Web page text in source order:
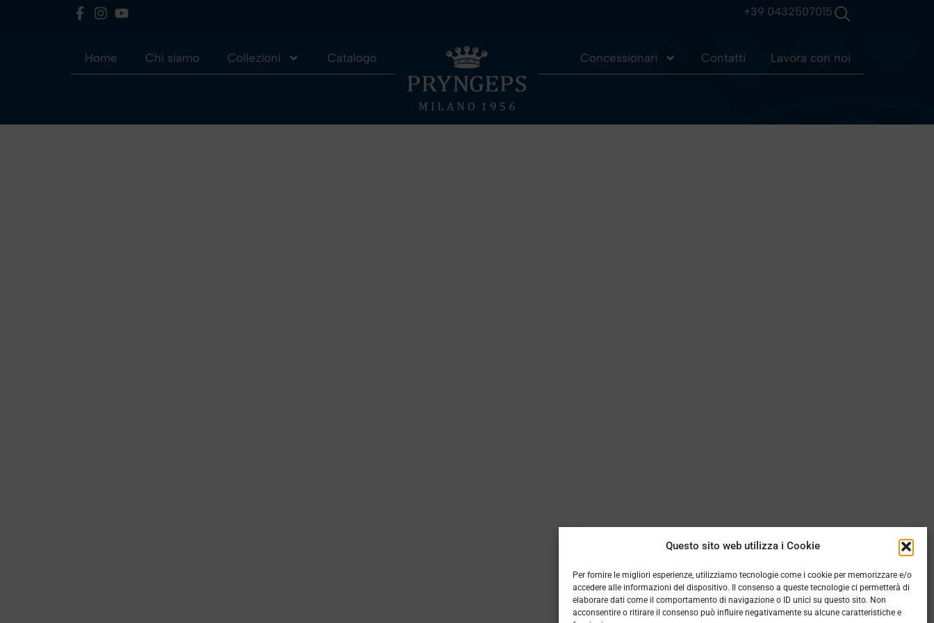
Questo sito web utilizza i Cookie
Per fornire le migliori esperienze, utilizziamo tecnologie come i cookie per memorizzare e/o
accedere alle informazioni del dispositivo. Il consenso a queste tecnologie ci permetterà di
elaborare dati come il comportamento di navigazione o ID unici su questo sito. Non
acconsentire o ritirare il consenso può influire negativamente su alcune caratteristiche e
+39 0432507015
Home Chi siamo Collezioni Catalogo Concessionari Contatti Lavora con noi